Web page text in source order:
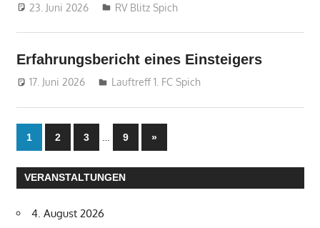
23. Juni 2026 treffpunkt
RV Blitz Spich
Erfahrungsbericht eines Einsteigers
17. Juni 2026 treffpunkt
Lauftreff 1. FC Spich
Seitennummerierung
der
Beiträge
1 2 3 … 9
Nächste
Beiträge
»
VERANSTALTUNGEN
4. August 2026